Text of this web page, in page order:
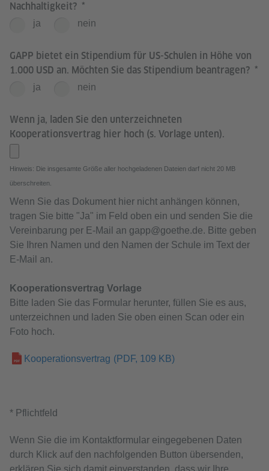
Nachhaltigkeit?
ja nein
GAPP bietet ein Stipendium für US-Schulen in Höhe von
1.000 USD an. Möchten Sie das Stipendium beantragen?
ja nein
Wenn ja, laden Sie den unterzeichneten
Kooperationsvertrag hier hoch (s. Vorlage unten).
Hinweis: Die insgesamte Größe aller hochgeladenen Dateien darf nicht 20 MB
überschreiten.
Wenn Sie das Dokument hier nicht anhängen können,
tragen Sie bitte "Ja" im Feld oben ein und senden Sie die
Vereinbarung per E-Mail an gapp@goethe.de. Bitte geben
Sie Ihren Namen und den Namen der Schule im Text der
E-Mail an.
Kooperationsvertrag Vorlage
Bitte laden Sie das Formular herunter, füllen Sie es aus,
unterzeichnen und laden Sie oben einen Scan oder ein
Foto hoch.
Kooperationsvertrag (PDF, 109 KB)
* Pflichtfeld
Wenn Sie die im Kontaktformular eingegebenen Daten
durch Klick auf den nachfolgenden Button übersenden,
erklären Sie sich damit einverstanden, dass wir Ihre